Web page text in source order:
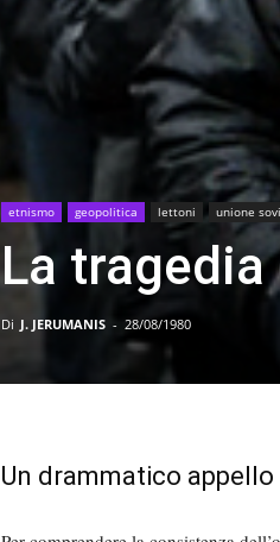
etnismo geopolitica lettoni unione
La
Di J. JERUMANIS - 28/08/1980
Un drammatico